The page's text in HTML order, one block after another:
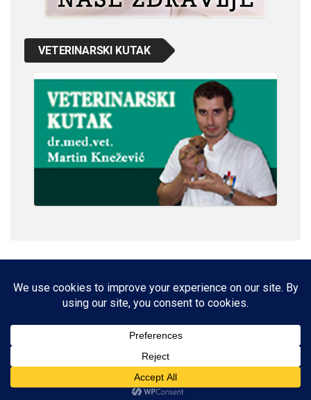
VETERINARSKI KUTAK
IMPRESSUM